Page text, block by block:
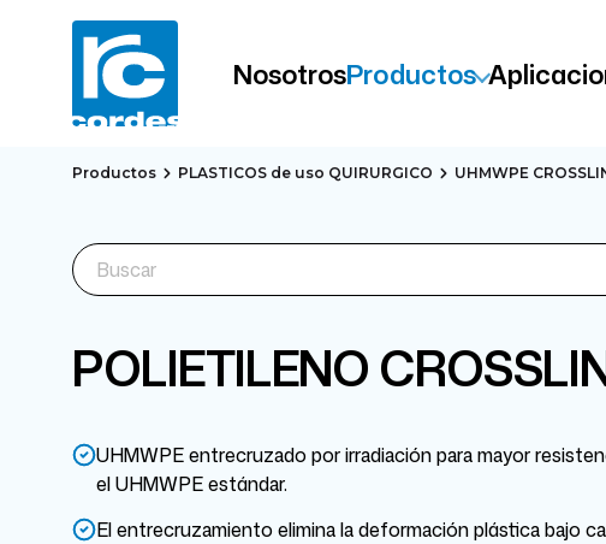
NosotrosProductos
Productos PLASTICOS de uso QUIRURGICO UHMWPE
POLIETILENO
UHMWPE entrecruzado por irradiación para mayor
el UHMWPE estándar.
El entrecruzamiento elimina la deformación plástica bajo